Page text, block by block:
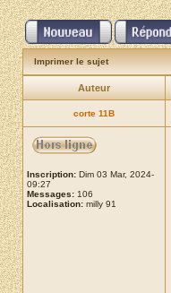
Imprimer le sujet
Auteur
corte 11B
Inscription: Dim 03 Mar, 2024-
09:27
Messages: 106
Localisation: milly 91